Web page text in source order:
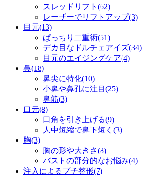
スレッドリフト(62)
レーザーでリフトアップ(3)
目元(13)
ぱっちり二重術(51)
デカ目なドルチェアイズ(34)
目元のエイジングケア(4)
鼻(18)
鼻尖に特化(10)
小鼻や鼻孔に注目(25)
鼻筋(3)
口元(8)
口角を引き上げる(9)
人中短縮で鼻下短く(3)
胸(3)
胸の形や大きさ(8)
バストの部分的なお悩み(4)
注入によるプチ整形(7)